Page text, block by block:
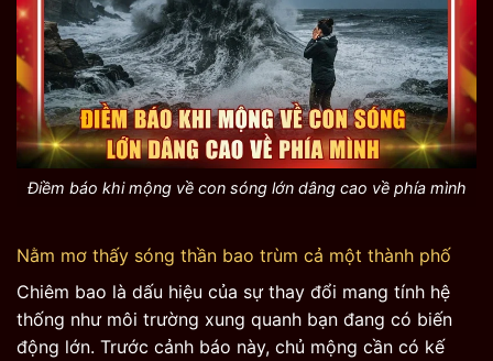
Điềm báo khi mộng về con sóng lớn dâng cao về phía mình
Nằm mơ thấy sóng thần bao trùm cả một thành phố
Chiêm bao là dấu hiệu của sự thay đổi mang tính hệ
thống như môi trường xung quanh bạn đang có biến
động lớn. Trước cảnh báo này, chủ mộng cần có kế